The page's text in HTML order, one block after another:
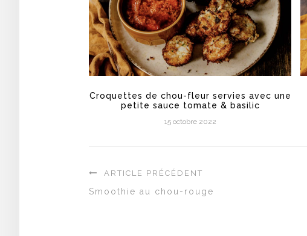
Croquettes de chou-fleur servies avec une
petite sauce tomate & basilic
15 octobre 2022
ARTICLE PRÉCÉDENT
Smoothie au chou-rouge